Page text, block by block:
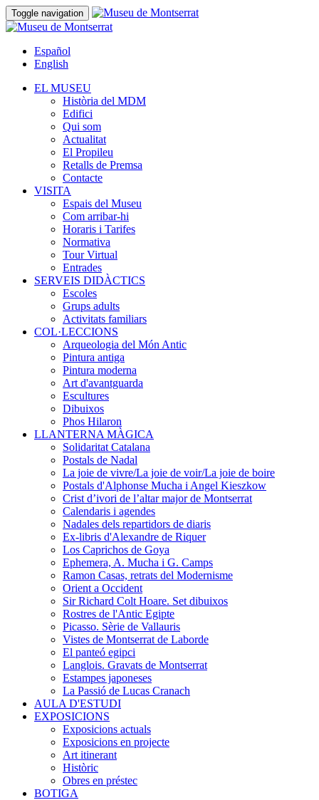
Toggle navigation
Español
English
EL MUSEU
Història del MDM
Edifici
Qui som
Actualitat
El Propileu
Retalls de Premsa
Contacte
VISITA
Espais del Museu
Com arribar-hi
Horaris i Tarifes
Normativa
Tour Virtual
Entrades
SERVEIS DIDÀCTICS
Escoles
Grups adults
Activitats familiars
COL·LECCIONS
Arqueologia del Món Antic
Pintura antiga
Pintura moderna
Art d'avantguarda
Escultures
Dibuixos
Phos Hilaron
LLANTERNA MÀGICA
Solidaritat Catalana
Postals de Nadal
La joie de vivre/La joie de voir/La joie de boire
Postals d'Alphonse Mucha i Angel Kieszkow
Crist d’ivori de l’altar major de Montserrat
Calendaris i agendes
Nadales dels repartidors de diaris
Ex-libris d'Alexandre de Riquer
Los Caprichos de Goya
Ephemera, A. Mucha i G. Camps
Ramon Casas, retrats del Modernisme
Orient a Occident
Sir Richard Colt Hoare. Set dibuixos
Rostres de l'Antic Egipte
Picasso. Sèrie de Vallauris
Vistes de Montserrat de Laborde
El panteó egipci
Langlois. Gravats de Montserrat
Estampes japoneses
La Passió de Lucas Cranach
AULA D'ESTUDI
EXPOSICIONS
Exposicions actuals
Exposicions en projecte
Art itinerant
Històric
Obres en préstec
BOTIGA